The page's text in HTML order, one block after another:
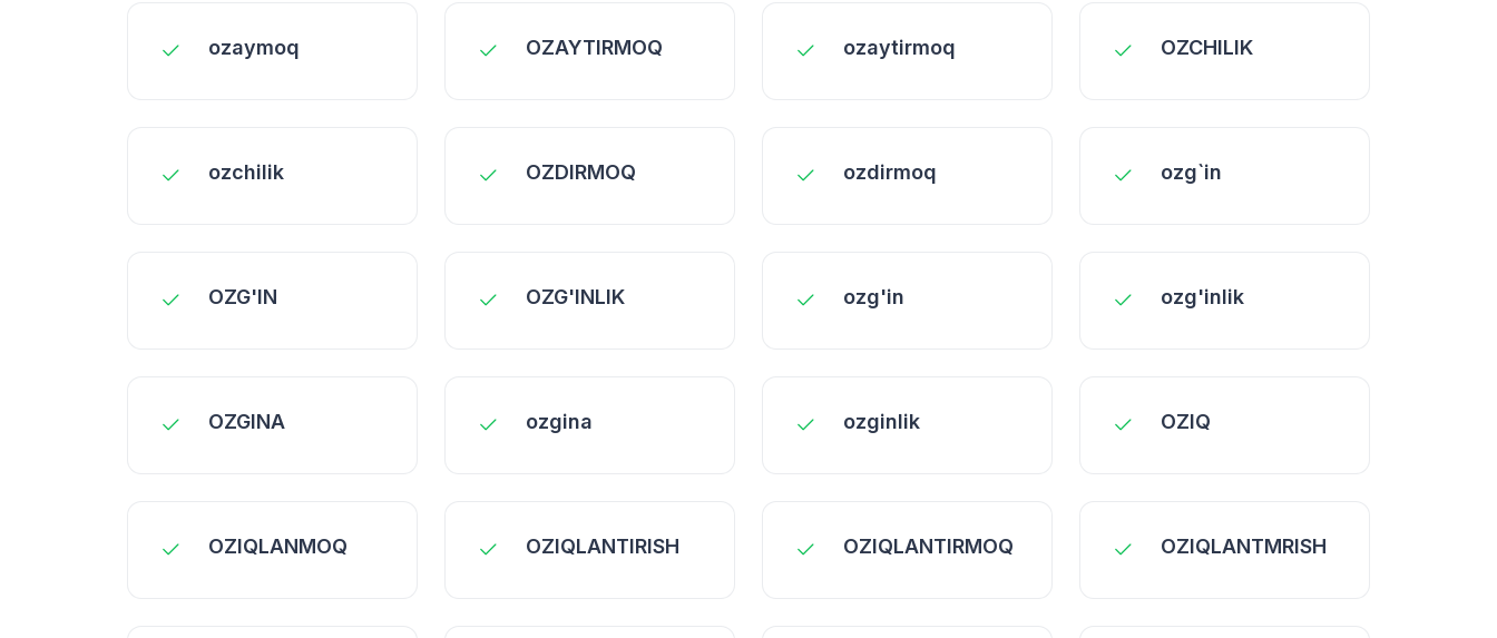
ozaymoq OZAYTIRMOQ ozaytirmoq OZCHILIK
ozchilik OZDIRMOQ ozdirmoq ozg`in
OZG'IN OZG'INLIK ozg'in ozg'inlik
OZGINA ozgina ozginlik OZIQ
OZIQLANMOQ OZIQLANTIRISH OZIQLANTIRMOQ OZIQLANTMRISH